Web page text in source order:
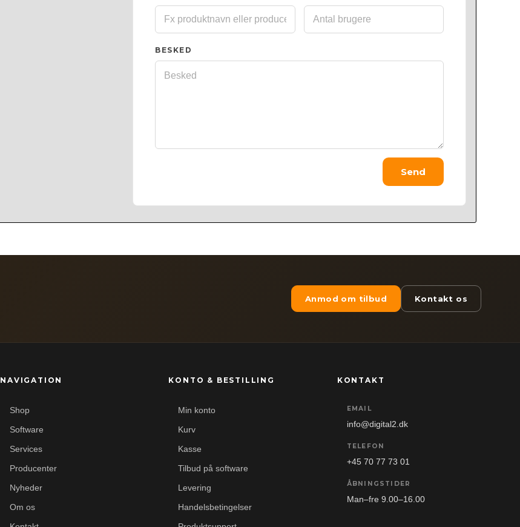
BESKED
Send
Anmod om tilbud Kontakt os
NAVIGATION
Shop
Software
Services
Producenter
Nyheder
Om os
KONTO & BESTILLING
Min konto
Kurv
Kasse
Tilbud på software
Levering
Handelsbetingelser
KONTAKT
EMAIL
info@digital2.dk
TELEFON
+45 70 77 73 01
ÅBNINGSTIDER
Man–fre 9.00–16.00